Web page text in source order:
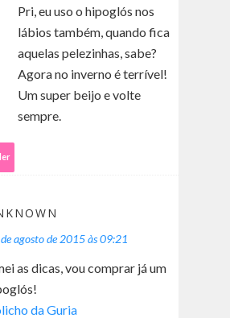
Pri, eu uso o hipoglós nos
lábios também, quando fica
aquelas pelezinhas, sabe?
Agora no inverno é terrível!
Um super beijo e volte
sempre.
agosto de 2015 às 09:21
as dicas, vou comprar já um
da Guria